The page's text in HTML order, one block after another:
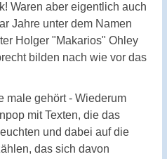
Waren aber eigentlich auch
Jahre unter dem Namen
Holger "Makarios" Ohley
bilden nach wie vor das
male gehört - Wiederum
mit Texten, die das
und dabei auf die
das sich davon